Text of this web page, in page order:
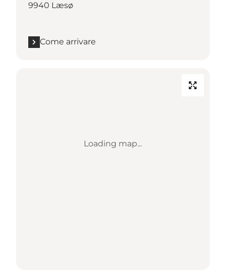
9940 Læsø
Come arrivare
Loading map...